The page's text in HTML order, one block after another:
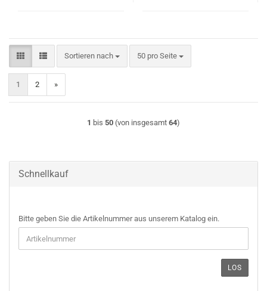
Sortieren nach
Sortieren nach 50 pro Seite
pro Seite
1 2 »
1 bis 50 (von insgesamt 64)
Schnellkauf
BITTE
GEBEN
SIE
DIE
Bitte geben Sie die Artikelnummer aus unserem Katalog ein.
LOS